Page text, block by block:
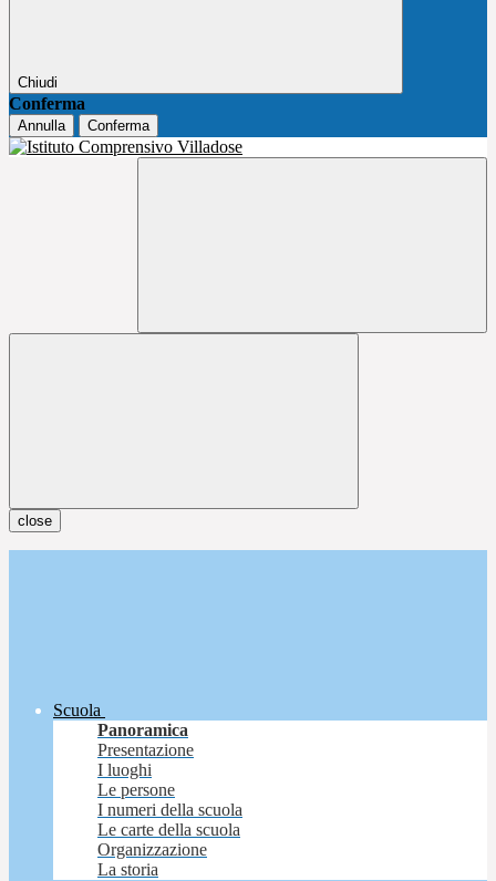
Chiudi
Conferma
Annulla Conferma
close
Scuola
Panoramica
Presentazione
I luoghi
Le persone
I numeri della scuola
Le carte della scuola
Organizzazione
La storia